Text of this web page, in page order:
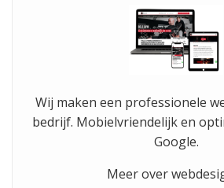
Wij maken een professionele
bedrijf. Mobielvriendelijk en
Google.
Meer over